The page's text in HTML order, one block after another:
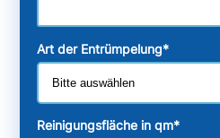
Art der Entrümpelung*
Reinigungsfläche in qm*